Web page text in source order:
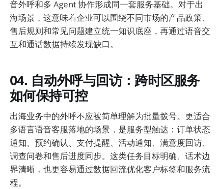
音外呼和多 Agent 协作形成同一套服务基础。对于出
海场景，这意味着企业可以围绕不同市场的产品政策、
售后规则和常见问题建立统一知识底座，再通过语音交
互和通话数据持续发现缺口。
04. 自动外呼与回访：跨时区服务
如何保持可控
出海业务中的外呼不应被简单理解为批量拨号。更适合
多语言语音客服落地的场景，是服务型触达：订单状态
通知、预约确认、支付提醒、活动通知、满意度回访、
调查问卷和售后进度同步。这类任务目标明确、话术边
界清晰，也更容易通过数据回流优化客户标签和服务流
程。